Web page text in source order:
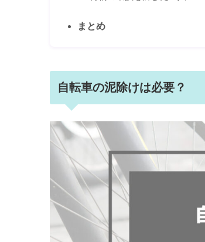
まとめ
自転車の泥除けは必要？